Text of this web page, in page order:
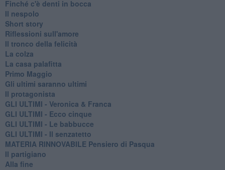
Finché c'è denti in bocca
Il nespolo
Short story
Riflessioni sull'amore
Il tronco della felicità
La colza
La casa palafitta
Primo Maggio
Gli ultimi saranno ultimi
Il protagonista
GLI ULTIMI - Veronica & Franca
GLI ULTIMI - Ecco cinque
GLI ULTIMI - Le babbucce
GLI ULTIMI - Il senzatetto
MATERIA RINNOVABILE Pensiero di Pasqua
Il partigiano
Alla fine